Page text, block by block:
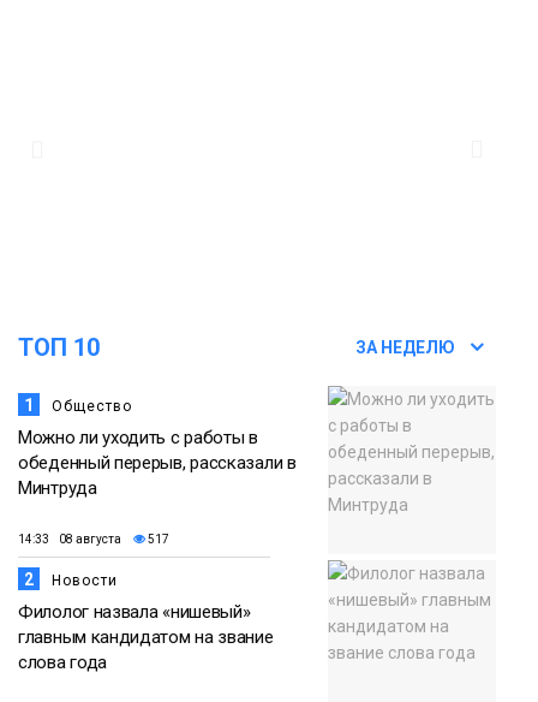
Новости
ТОП 10 ЗА НЕДЕЛЮ
1 Общество
Можно ли уходить с работы в
обеденный перерыв, рассказали в
Минтруда
14:33 08 августа 517
2 Новости
Филолог назвала «нишевый»
главным кандидатом на звание
слова года